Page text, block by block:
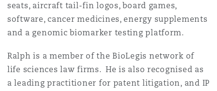
seats, aircraft tail-fin logos, board games,
software, cancer medicines, energy supplements
and a genomic biomarker testing platform.
Ralph is a member of the BioLegis network of
life sciences law firms. He is also recognised as
a leading practitioner for patent litigation, and IP